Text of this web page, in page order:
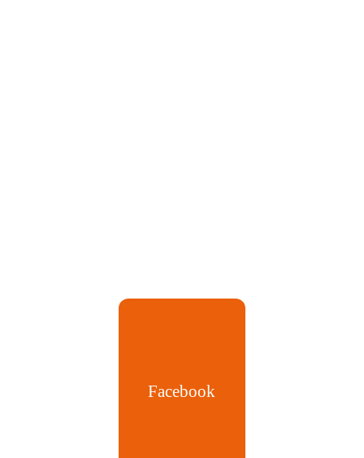
Facebook